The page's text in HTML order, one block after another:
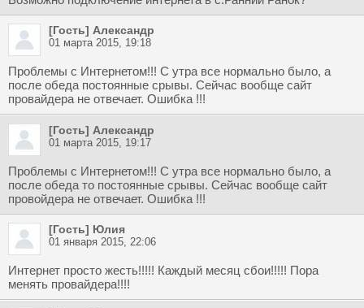
[Гость] Александр
01 марта 2015, 19:18
Проблемы с Интернетом!!! С утра все нормально было, а
после обеда постоянные срывы. Сейчас вообще сайт
провайдера не отвечает. Ошибка !!!
[Гость] Александр
01 марта 2015, 19:17
Проблемы с Интернетом!!! С утра все нормально было, а
после обеда то постоянные срывы. Сейчас вообще сайт
провойдера не отвечает. Ошибка !!!
[Гость] Юлия
01 января 2015, 22:06
Интернет просто жесть!!!!! Каждый месяц сбои!!!!! Пора
менять провайдера!!!!